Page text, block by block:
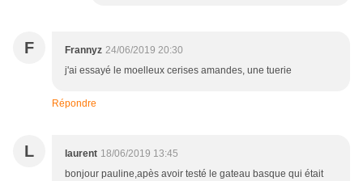
F Frannyz 24/06/2019 20:30
j'ai essayé le moelleux cerises amandes, une tuerie
Répondre
L laurent 18/06/2019 13:45
bonjour pauline,apès avoir testé le gateau basque qui était